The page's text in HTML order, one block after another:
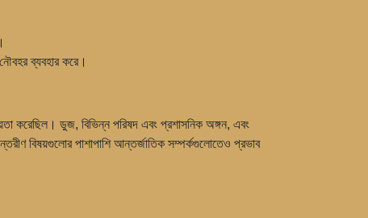
ব্যবহার করে।
করেছিল। ডুজ, বিভিন্ন পরিষদ এবং প্রশাসনিক অঙ্গন, এবং
বিষয়গুলোর পাশাপাশি আন্তর্জাতিক সম্পর্কগুলোতেও প্রভাব